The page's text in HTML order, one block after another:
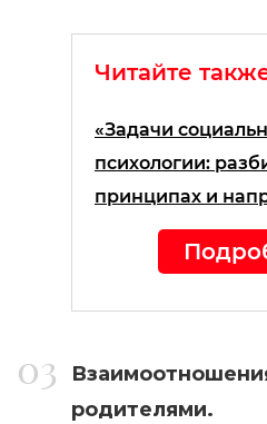
Читайте
«Задачи
психологии:
принципах и
родителями.